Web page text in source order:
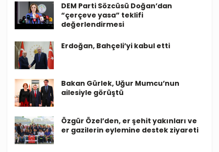
DEM Parti Sözcüsü Doğan’dan
“çerçeve yasa” teklifi
değerlendirmesi
Erdoğan, Bahçeli’yi kabul etti
Bakan Gürlek, Uğur Mumcu’nun
ailesiyle görüştü
Özgür Özel’den, er şehit yakınları ve
er gazilerin eylemine destek ziyareti